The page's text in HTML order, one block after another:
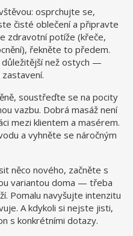
osprchujte se,
čisté oblečení a připravte
zdravotní potíže (křeče,
řekněte to předem.
důležitější než ostych —
soustřeďte se na pocity
vazbu. Dobrá masáž není
mezi klientem a masérem.
a vyhněte se náročným
něco nového, začněte s
variantou doma — třeba
Pomalu navyšujte intenzitu
A kdykoli si nejste jisti,
s konkrétními dotazy.